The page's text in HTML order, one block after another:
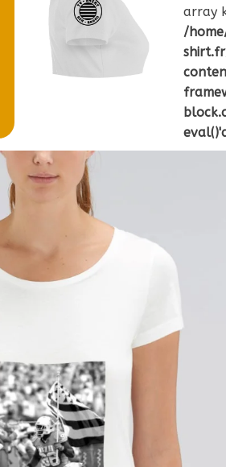
array
/